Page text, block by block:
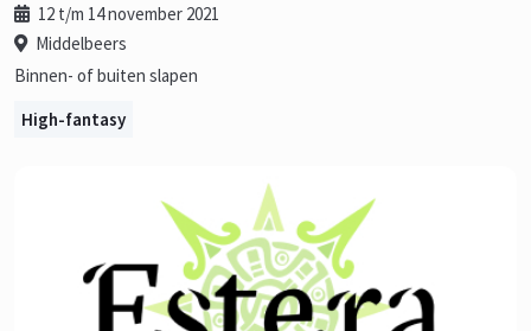
12 t/m 14 november 2021
Middelbeers
Binnen- of buiten slapen
High-fantasy